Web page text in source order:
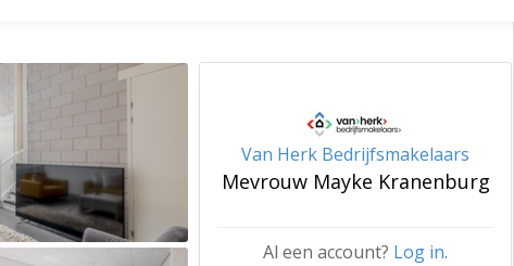
Van Herk Bedrijfsmakelaars
Mevrouw Mayke Kranenburg
Al een account? Log in.